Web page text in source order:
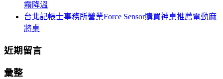
霧降溫
台北記帳士事務所營業Force Sensor購買神桌推薦電動麻
將桌
近期留言
彙整